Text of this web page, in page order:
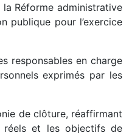
Réforme administrative
publique pour l’exercice
responsables en charge
exprimés par les
de clôture, réaffirmant
réels et les objectifs de